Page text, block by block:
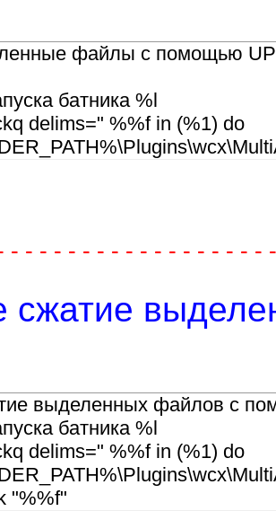
файлы с помощью
батника %l
delims=" %%f in (%1) do
- - - - - - - - - - - - - - - - -
сжатие
выделенных файлов с
батника %l
delims=" %%f in (%1) do
"%%f"